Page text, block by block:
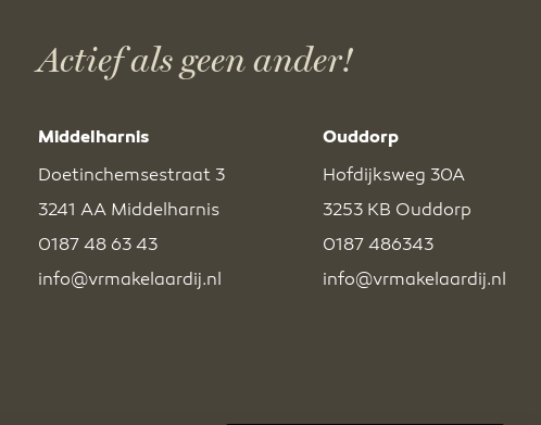
Actief als geen ander!
Middelharnis
Doetinchemsestraat 3
3241 AA Middelharnis
0187 48 63 43
info@vrmakelaardij.nl
Ouddorp
Hofdijksweg 30A
3253 KB Ouddorp
0187 486343
info@vrmakelaardij.nl